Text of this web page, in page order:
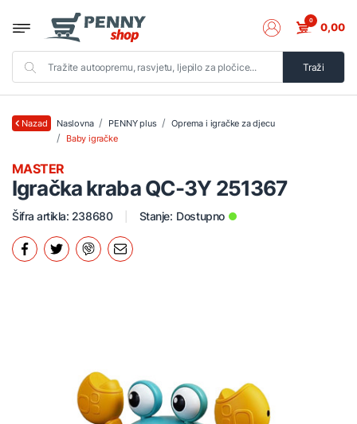
Traži
0 0,00
Nazad Naslovna PENNY plus
Oprema i igračke za djecu
Baby igračke
Igračka kraba QC-3Y 251367
MASTER
Šifra artikla: 238680 Stanje: Dostupno